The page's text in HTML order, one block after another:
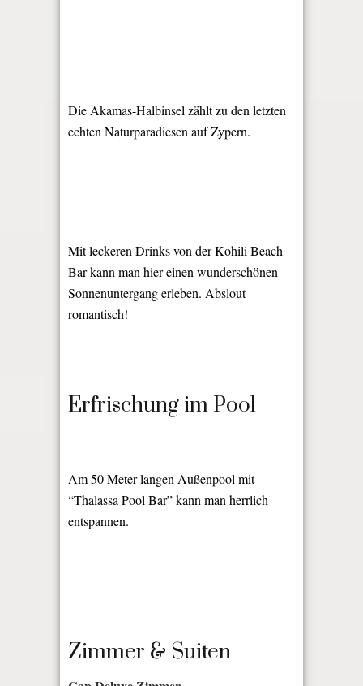
Die Akamas-Halbinsel zählt zu den letzten
echten Naturparadiesen auf Zypern.
Mit leckeren Drinks von der Kohili Beach
Bar kann man hier einen wunderschönen
Sonnenuntergang erleben. Abslout
romantisch!
Erfrischung im Pool
Am 50 Meter langen Außenpool mit
“Thalassa Pool Bar” kann man herrlich
entspannen.
Zimmer & Suiten